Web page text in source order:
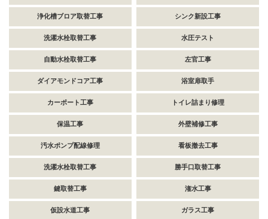
浄化槽ブロア取替工事 シンク新設工事
洗濯水栓取替工事 水圧テスト
自動水栓取替工事 左官工事
ダイアモンドコア工事 浴室扉取手
カーポート工事 トイレ詰まり修理
保温工事 外壁補修工事
汚水ポンプ配線修理 看板撤去工事
洗濯水栓取替工事 勝手口取替工事
鍵取替工事 潅水工事
仮設水道工事 ガラス工事